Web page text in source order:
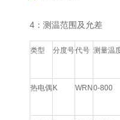
4：测温范围及允差
类型 分度号代号 测量温
热电偶 K WRN 0-800